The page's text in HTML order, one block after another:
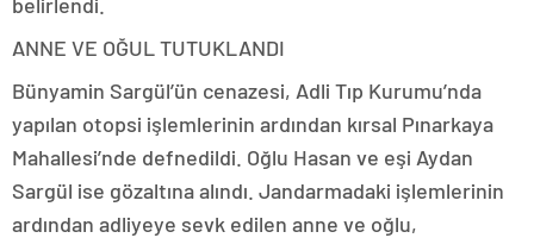
ANNE VE OĞUL TUTUKLANDI
Bünyamin Sargül’ün cenazesi, Adli Tıp Kurumu’nda
yapılan otopsi işlemlerinin ardından kırsal Pınarkaya
Mahallesi’nde defnedildi. Oğlu Hasan ve eşi Aydan
Sargül ise gözaltına alındı. Jandarmadaki işlemlerinin
ardından adliyeye sevk edilen anne ve oğlu,